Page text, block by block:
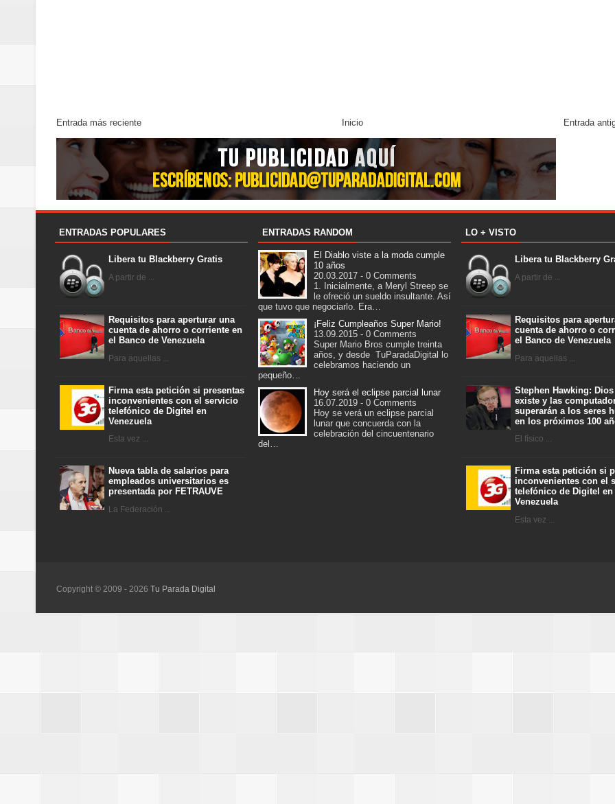
Entrada más reciente Entrada
Inicio
ENTRADAS POPULARES
Libera tu Blackberry Gratis
A partir de ...
Requisitos para aperturar una
cuenta de ahorro o corriente en
el Banco de Venezuela
Para aquellas ...
Firma esta petición si presentas
inconvenientes con el servicio
telefónico de Digitel en
Venezuela
Esta vez ...
Nueva tabla de salarios para
empleados universitarios es
presentada por FETRAUVE
La Federación ...
ENTRADAS RANDOM
El Diablo viste a la moda cumple
10 años
20.03.2017 - 0 Comments
1. Inicialmente, a Meryl Streep se
le ofreció un sueldo insultante. Así
que tuvo que negociarlo. Era…
¡Feliz Cumpleaños Super Mario!
13.09.2015 - 0 Comments
Super Mario Bros cumple treinta
años, y desde TuParadaDigital lo
celebramos haciendo un
pequeño…
Hoy será el eclipse parcial lunar
16.07.2019 - 0 Comments
Hoy se verá un eclipse parcial
lunar que concuerda con la
celebración del cincuentenario
del…
LO + VISTO
Libera tu Blackberry
A partir de ...
Requisitos para
cuenta de ahorro o
el Banco de Venezuela
Para aquellas ...
Stephen Hawking:
existe y las
superarán a los seres
en los próximos 100
El físico ...
Firma esta petición si
inconvenientes con el
telefónico de Digitel en
Venezuela
Esta vez ...
Copyright © 2009 - 2026 Tu Parada Digital